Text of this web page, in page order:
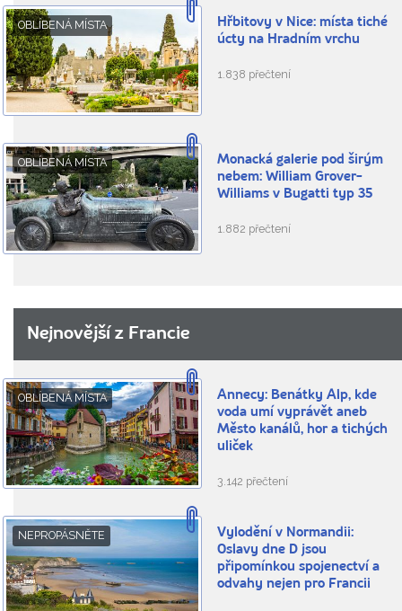
OBLÍBENÁ MÍSTA
Hřbitovy v Nice: místa tiché
úcty na Hradním vrchu
1.838 přečtení
OBLÍBENÁ MÍSTA
Monacká galerie pod širým
nebem: William Grover-
Williams v Bugatti typ 35
1.882 přečtení
Nejnovější z Francie
OBLÍBENÁ MÍSTA
Annecy: Benátky Alp, kde
voda umí vyprávět aneb
Město kanálů, hor a tichých
uliček
3.142 přečtení
NEPROPÁSNĚTE
Vylodění v Normandii:
Oslavy dne D jsou
připomínkou spojenectví a
odvahy nejen pro Francii